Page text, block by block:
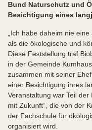
Bund Naturschutz und
Besichtigung eines
„Ich habe daheim nie
als die ökologische und
Diese Feststellung traf
in der Gemeinde
zusammen mit seiner
einer Besichtigung ihres
Veranstaltung war Teil
mit Zukunft“, die von der
der Fachschule für
organisiert wird.